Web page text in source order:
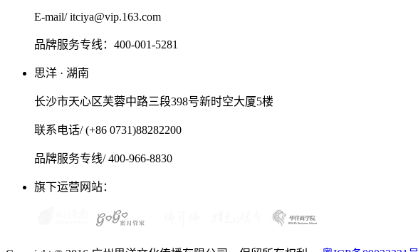
E-mail/ itciya@vip.163.com
品牌服务专线：400-001-5281
思洋 · 湖南
长沙市天心区芙蓉中路三段398号新时空大厦5楼
联系电话/ (+86 0731)88282200
品牌服务专线/ 400-966-8830
旗下运营网站：